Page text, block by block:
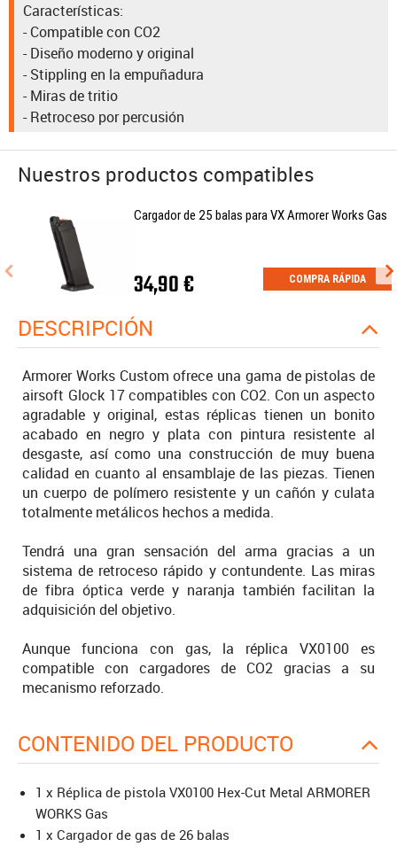
Características:
- Compatible con CO2
- Diseño moderno y original
- Stippling en la empuñadura
- Miras de tritio
- Retroceso por percusión
Nuestros productos compatibles
Cargador de 25 balas para VX Armorer Works Gas
34,90 € COMPRA RÁPIDA
DESCRIPCIÓN
Armorer Works Custom ofrece una gama de pistolas de
airsoft Glock 17 compatibles con CO2. Con un aspecto
agradable y original, estas réplicas tienen un bonito
acabado en negro y plata con pintura resistente al
desgaste, así como una construcción de muy buena
calidad en cuanto al ensamblaje de las piezas. Tienen
un cuerpo de polímero resistente y un cañón y culata
totalmente metálicos hechos a medida.
Tendrá una gran sensación del arma gracias a un
sistema de retroceso rápido y contundente. Las miras
de fibra óptica verde y naranja también facilitan la
adquisición del objetivo.
Aunque funciona con gas, la réplica VX0100 es
compatible con cargadores de CO2 gracias a su
mecanismo reforzado.
CONTENIDO DEL PRODUCTO
1 x Réplica de pistola VX0100 Hex-Cut Metal ARMORER
WORKS Gas
1 x Cargador de gas de 26 balas